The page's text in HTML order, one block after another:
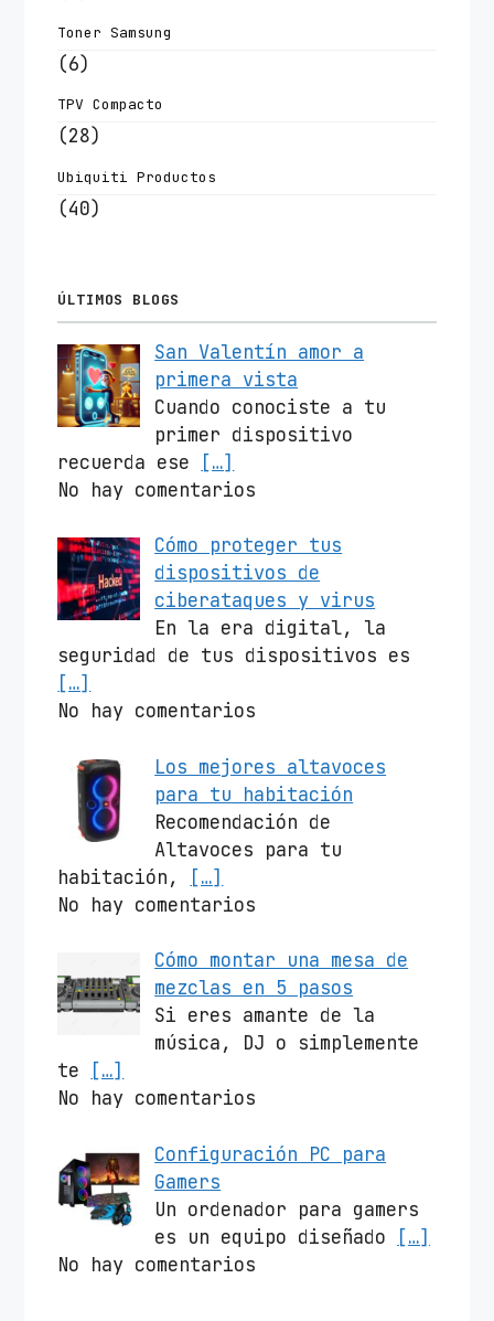
Toner Samsung
(6)
TPV Compacto
(28)
Ubiquiti Productos
(40)
ÚLTIMOS BLOGS
San Valentín amor a
primera vista
Cuando conociste a tu
primer dispositivo
recuerda ese
[…]
No hay comentarios
Cómo proteger tus
dispositivos de
ciberataques y virus
En la era digital, la
seguridad de tus dispositivos es
[…]
No hay comentarios
Los mejores altavoces
para tu habitación
Recomendación de
Altavoces para tu
habitación,
[…]
No hay comentarios
Cómo montar una mesa de
mezclas en 5 pasos
Si eres amante de la
música, DJ o simplemente
te
[…]
No hay comentarios
Configuración PC para
Gamers
Un ordenador para gamers
es un equipo diseñado
[…]
No hay comentarios